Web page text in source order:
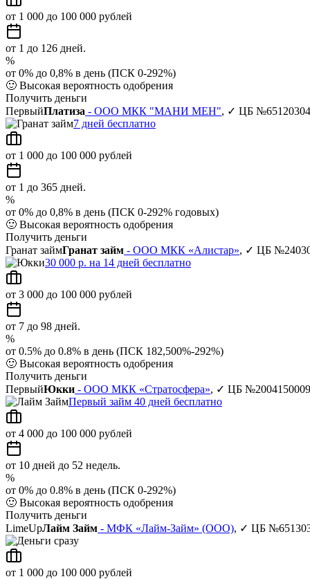
от 1 000 до 100 000 рублей
от 1 до 126 дней.
%
от 0% до 0,8% в день (ПСК 0-292%)
🙂 Высокая вероятность одобрения
Получить деньги
ПервыйПлатиза - ООО МКК "МАНИ МЕН", ✓ ЦБ
7 дней бесплатно
от 1 000 до 100 000 рублей
от 1 до 365 дней.
%
от 0% до 0,8% в день (ПСК 0-292% годовых)
🙂 Высокая вероятность одобрения
Получить деньги
Гранат займГранат займ - ООО МКК «Алистар», ✓ ЦБ
30 000 р. на 14 дней бесплатно
от 3 000 до 100 000 рублей
от 7 до 98 дней.
%
от 0.5% до 0.8% в день (ПСК 182,500%-292%)
🙂 Высокая вероятность одобрения
Получить деньги
ПервыйЮкки - ООО МКК «Стратосфера», ✓ ЦБ
Первый займ 40 дней бесплатно
от 4 000 до 100 000 рублей
от 10 дней до 52 недель.
%
от 0% до 0.8% в день (ПСК 0-292%)
🙂 Высокая вероятность одобрения
Получить деньги
LimeUpЛайм Займ - МФК «Лайм-Займ» (ООО), ✓ ЦБ
от 1 000 до 100 000 рублей